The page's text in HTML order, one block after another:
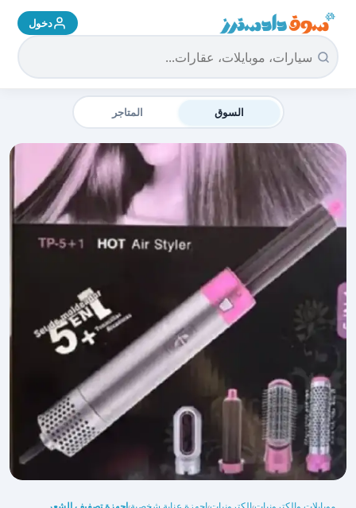
سوق دادسترز الرئيسية دخول
السوق المتاجر
›
›
›